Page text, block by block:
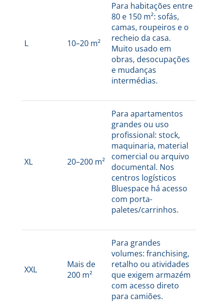
L 10–20 m²
Para habitações entre
80 e 150 m²: sofás,
camas, roupeiros e o
recheio da casa.
Muito usado em
obras, desocupações
e mudanças
intermédias.
XL 20–200 m²
Para apartamentos
grandes ou uso
profissional: stock,
maquinaria, material
comercial ou arquivo
documental. Nos
centros logísticos
Bluespace há acesso
com porta-
paletes/carrinhos.
XXL
Mais de
200 m²
Para grandes
volumes: franchising,
retalho ou atividades
que exigem armazém
com acesso direto
para camiões.